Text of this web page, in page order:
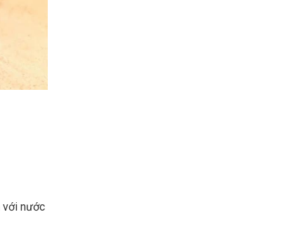
với nước